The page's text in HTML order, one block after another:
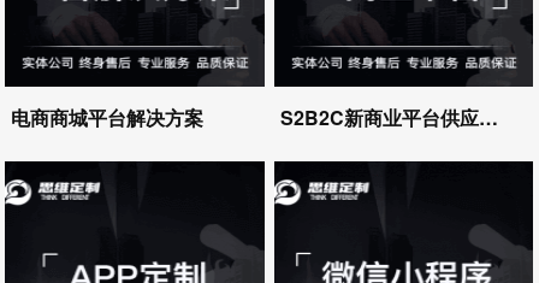
电商商城平台解决方案 S2B2C新商业平台供应链系统